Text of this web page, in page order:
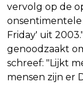
vervolg op de
Friday' uit
genoodzaakt
schreef: "Lijkt
mensen zijn er